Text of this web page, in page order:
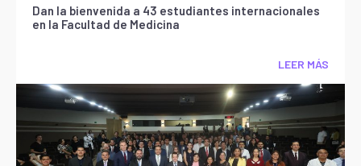
Dan la bienvenida a 43 estudiantes internacionales
en la Facultad de Medicina
LEER MÁS